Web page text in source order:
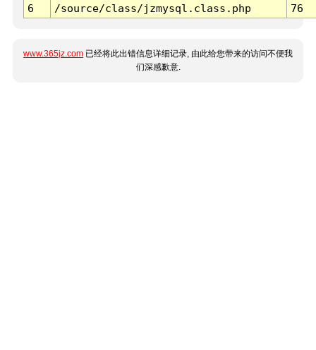
6
/source/class/jzmysql.class.php 76
www.365jz.com 已经将此出错信息详细记录, 由此给您带来的访问不便我
们深感歉意.